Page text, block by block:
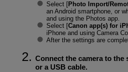
Select [Photo Import/
an Android smartphone, or
and using the Photos app.
Select [Canon app(s) for
iPhone and using Camera
After the settings are
Connect the camera to the
or a USB cable.